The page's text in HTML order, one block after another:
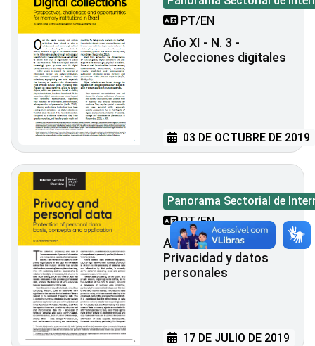
PT/EN
Año XI - N. 3 -
Colecciones digitales
03 DE OCTUBRE DE 2019
Panorama Sectorial de
PT/EN
Año XI - N. 2 -
Privacidad y datos
personales
17 DE JULIO DE 2019